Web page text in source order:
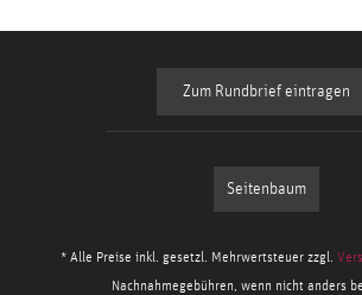
Zum Rundbrief eintragen
Seitenbaum
* Alle Preise inkl. gesetzl. Mehrwertsteuer zzgl.
Nachnahmegebühren, wenn nicht anders